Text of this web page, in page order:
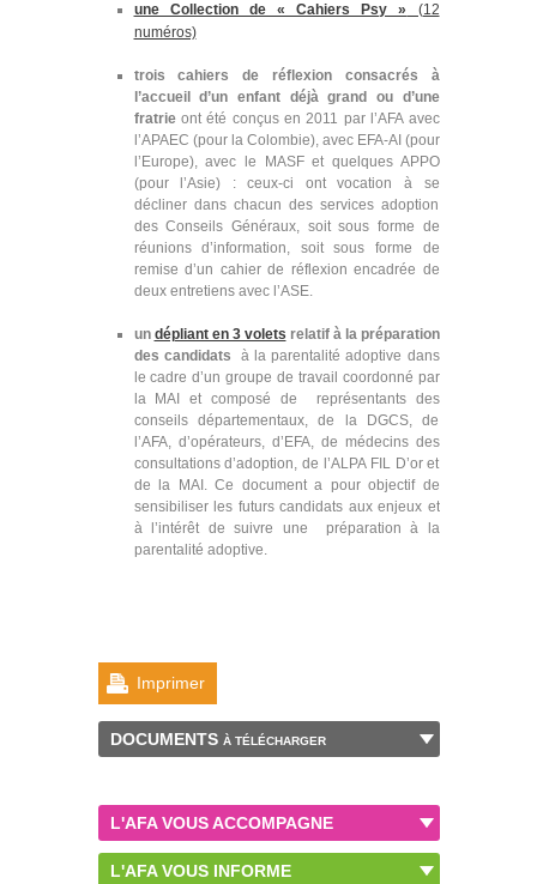
une Collection de « Cahiers Psy » (12
numéros)
trois cahiers de réflexion consacrés à
l’accueil d’un enfant déjà grand ou d’une
fratrieont été conçus en 2011 parl’AFA avec
l’APAEC (pour la Colombie), avec EFA-AI (pour
l’Europe), avec le MASF et quelques APPO
(pour l’Asie) : ceux-ci ont vocation à se
décliner dans chacun des services adoption
des Conseils Généraux, soit sous forme de
réunions d’information, soit sous forme de
remise d’un cahier de réflexion encadrée de
deux entretiens avec l’ASE.
un dépliant en 3 volets relatif à la préparation
des candidats à la parentalité adoptive dans
le cadre d’un groupe de travail coordonné par
la MAI et composé de représentants des
conseils départementaux, de la DGCS, de
l’AFA, d’opérateurs, d’EFA, de médecins des
consultations d’adoption, de l’ALPA FIL D’or et
de la MAI. Ce document a pour objectif de
sensibiliser les futurs candidats aux enjeux et
à l’intérêt de suivre une préparation à la
parentalité adoptive.
Imprimer
DOCUMENTS À TÉLÉCHARGER
L'AFA VOUS ACCOMPAGNE
L'AFA VOUS INFORME